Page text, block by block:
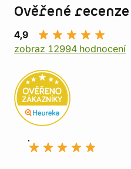
Ověřené recenze
4,9
zobraz 12994 hodnocení